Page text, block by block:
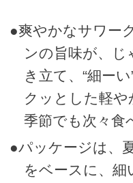
●爽やかなサワー
ンの旨味が、じ
き立て、“細ー
クッとした軽や
季節でも次々食
●パッケージは、
をベースに、細